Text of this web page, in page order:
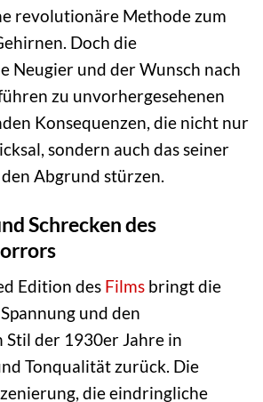
revolutionäre Methode zum
Doch die
Neugier und der Wunsch nach
zu unvorhergesehenen
Konsequenzen, die nicht nur
sondern auch das seiner
Abgrund stürzen.
Schrecken des
Edition des Films bringt die
und den
der 1930er Jahre in
Tonqualität zurück. Die
die eindringliche